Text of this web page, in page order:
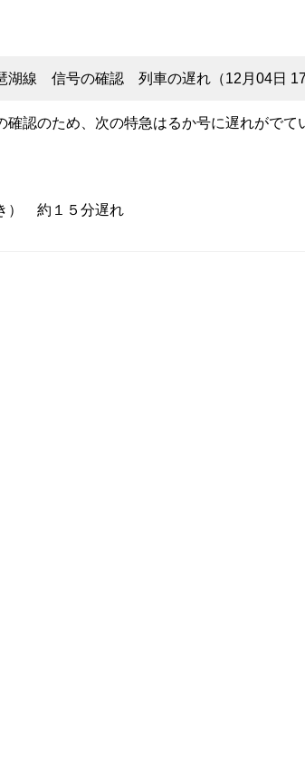
湖線 信号の確認 列車の遅れ（12月04日 17
確認のため、次の特急はるか号に遅れがでて
） 約１５分遅れ